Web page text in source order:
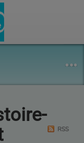
RSS